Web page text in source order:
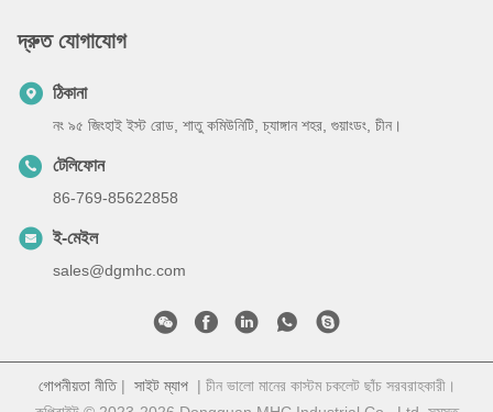
দ্রুত যোগাযোগ
ঠিকানা
নং ৯৫ জিংহাই ইস্ট রোড, শাতু কমিউনিটি, চ্যাঙ্গান শহর, গুয়াংডং, চীন।
টেলিফোন
86-769-85622858
ই-মেইল
sales@dgmhc.com
গোপনীয়তা নীতি| সাইট ম্যাপ| চীন ভালো মানের কাস্টম চকলেট ছাঁচ সরবরাহকারী।